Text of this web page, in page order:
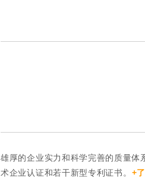
雄厚的企业实力和科学完善的质量
术企业认证和若干新型专利证书。 +